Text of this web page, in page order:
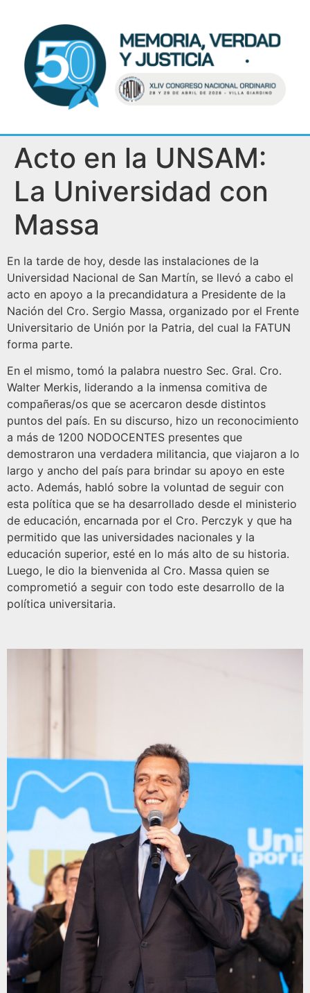
Acto en la UNSAM:
La Universidad con
Massa
En la tarde de hoy, desde las instalaciones de la
Universidad Nacional de San Martín, se llevó a cabo el
acto en apoyo a la precandidatura a Presidente de la
Nación del Cro. Sergio Massa, organizado por el Frente
Universitario de Unión por la Patria, del cual la FATUN
forma parte.
En el mismo, tomó la palabra nuestro Sec. Gral. Cro.
Walter Merkis, liderando a la inmensa comitiva de
compañeras/os que se acercaron desde distintos
puntos del país. En su discurso, hizo un reconocimiento
a más de 1200 NODOCENTES presentes que
demostraron una verdadera militancia, que viajaron a lo
largo y ancho del país para brindar su apoyo en este
acto. Además, habló sobre la voluntad de seguir con
esta política que se ha desarrollado desde el ministerio
de educación, encarnada por el Cro. Perczyk y que ha
permitido que las universidades nacionales y la
educación superior, esté en lo más alto de su historia.
Luego, le dio la bienvenida al Cro. Massa quien se
comprometió a seguir con todo este desarrollo de la
política universitaria.